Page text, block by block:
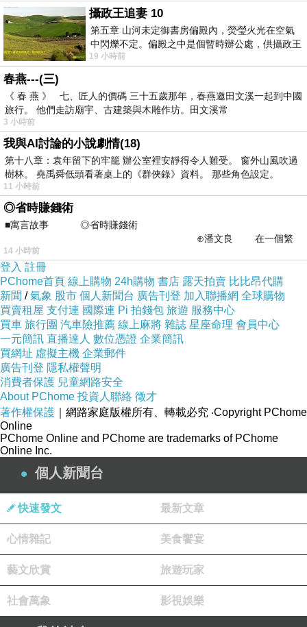
當一個人的心安定了，智慧自然會出現；當情緒平穩了，運勢
也會慢慢穩定下來
夏至最大的修行，不是向外爭取什麼，而是在陽氣最旺的時
候，依然能夠保持內心的清明與平靜
因為真正的好運，往往來自一顆安定的心
┏━━😎林子玄說命理 ━    ━┓
玄粉YOUTOBE影片：
玄粉FB臉書：
https://reurl.cc/ZjoknM
整理最近--林子玄👍精彩10部，＜八字案例＞懶人包👏👏
https://reurl.cc/NA6Ak9
整理最近--林子玄👍精彩10部，＜命理知識＞懶人包👏👏
https://reurl.cc/KroXWM
🔥八字流年流月班已開班，詳看課程內容
https://reurl.cc/WxVoLZ
🌱服務項目：
六爻占卜 取名改名 七脈輪淨化療癒
❤️林子玄老師
預約請點我
https://reurl.cc/RYZ1Or
⇢微信：vivian040788
攝政王追妻 10
第五章 山河未定御書房偏殿內，熒瑩火光在空氣
中閃爍不定。偏殿之中是個暫時辦公處，供攝政王
於皇宮內廷裡處理公務已然很多年。房內
19 小時前
春燕---(三)
《 春 燕 》 七、匠人的價碼 三十五歲那年，春燕邀田文溪一起到中國
旅行。 他們走訪廟宇、古建築與木雕作坊。田文溪常
3 小時前
我與AI討論的小說劇情(18)
第十八章：袁年留下的牢籠 辦公室裡安靜得令人難受。 窗外山風吹過
樹林。 堯禹舜低頭看著桌上的《群俠錄》資料。 那些角色設定。
11 小時前
◎省時賺錢術
■寓言故事 ◎省時賺錢術
⊕潘文良 在一個繁
華的商業街上，有兩家傳統
14 小時前
登入 註冊
PChome首頁 線上購物 24h購物 書店 露天拍賣 比比昂代購
新聞 /氣象 股市 個人新聞台 廣告刊登 加入聯播網 全球購物
買賣租屋 支付連 國際連 Pi 拍錢包 旅遊 服務中心
買車 旅行團 汽車險推薦 線上麻將 雜誌 星座命理 會員中心
一元簡訊 直播達人 數位憑證 企業簡訊
買網址 虛擬主機 企業郵件
廣告刊登 隱私權聲明
消費者保護 兒童網路安全
About PChome 投資人聯絡 徵才
著作權保護 ｜網路家庭版權所有、轉載必究 ‧Copyright PChome
Online
PChome Online and PChome are trademarks of PChome
Online Inc.
個人新聞台
快速發文 最新文章
心情雜記 美食饗宴
藝文欣賞 旅遊玩家
社會萬象 影視娛樂